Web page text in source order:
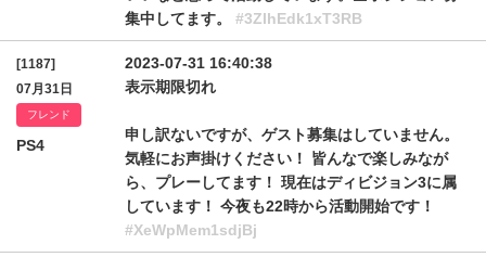
集中してます。 #3ZlhEdk1xT3RB
[1187]
07月31日
フレンド
PS4
2023-07-31 16:40:38
表示期限切れ
申し訳ないですが、ゲスト募集はしていません。
気軽にお声掛けください！ 皆んなで楽しみなが
ら、プレーしてます！ 現在はディビジョン3に属
しています！ 今夜も22時から活動開始です！
#XeWpMem1sdjBj